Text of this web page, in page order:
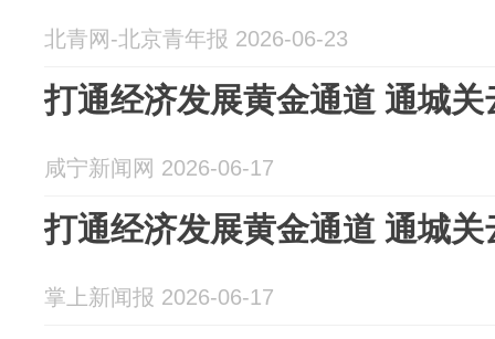
北青网-北京青年报 2026-06-23
打通经济发展黄金通道 通城
咸宁新闻网 2026-06-17
打通经济发展黄金通道 通城
掌上新闻报 2026-06-17